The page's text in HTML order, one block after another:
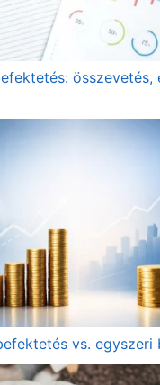
összevetés,
vs. egyszeri